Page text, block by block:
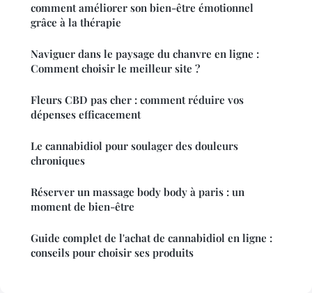
comment améliorer son bien-être émotionnel
grâce à la thérapie
Naviguer dans le paysage du chanvre en ligne :
Comment choisir le meilleur site ?
Fleurs CBD pas cher : comment réduire vos
dépenses efficacement
Le cannabidiol pour soulager des douleurs
chroniques
Réserver un massage body body à paris : un
moment de bien-être
Guide complet de l'achat de cannabidiol en ligne :
conseils pour choisir ses produits